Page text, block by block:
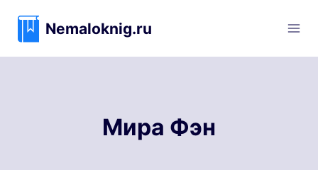
содержимому
Nemaloknig.ru
Мира Фэн